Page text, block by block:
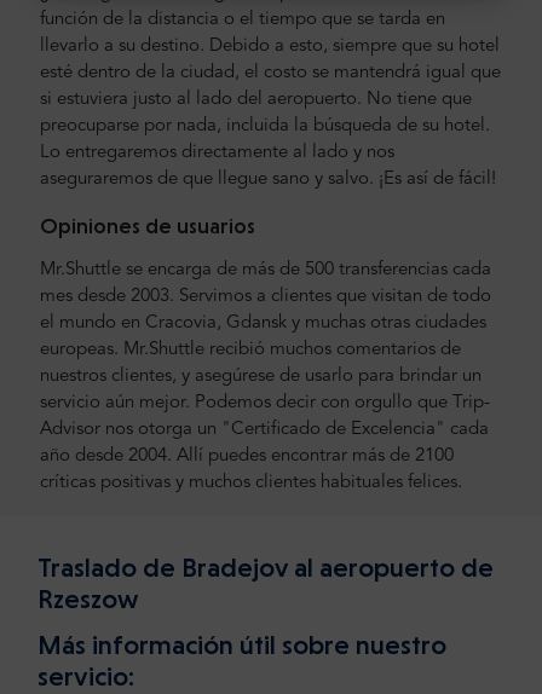
función de la distancia o el tiempo que se tarda en
llevarlo a su destino. Debido a esto, siempre que su hotel
esté dentro de la ciudad, el costo se mantendrá igual que
si estuviera justo al lado del aeropuerto. No tiene que
preocuparse por nada, incluida la búsqueda de su hotel.
Lo entregaremos directamente al lado y nos
aseguraremos de que llegue sano y salvo. ¡Es así de fácil!
Opiniones de usuarios
Mr.Shuttle se encarga de más de 500 transferencias cada
mes desde 2003. Servimos a clientes que visitan de todo
el mundo en Cracovia, Gdansk y muchas otras ciudades
europeas. Mr.Shuttle recibió muchos comentarios de
nuestros clientes, y asegúrese de usarlo para brindar un
servicio aún mejor. Podemos decir con orgullo que Trip-
Advisor nos otorga un "Certificado de Excelencia" cada
año desde 2004. Allí puedes encontrar más de 2100
críticas positivas y muchos clientes habituales felices.
Traslado de Bradejov al aeropuerto de
Rzeszow
Más información útil sobre nuestro
servicio: